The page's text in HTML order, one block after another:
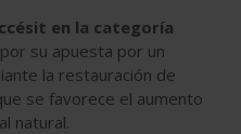
en la categoría
por su apuesta por un
la restauración de
se favorece el aumento
natural.